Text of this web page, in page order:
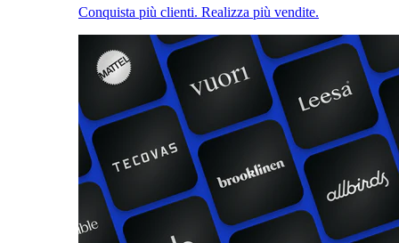
Conquista più clienti. Realizza più vendite.